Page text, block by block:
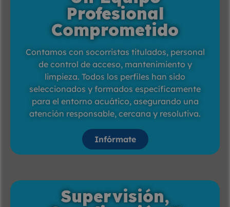
Supervisión,
Profesional
Comprometido
Contamos con socorristas titulados, personal
de control de acceso, mantenimiento y
limpieza. Todos los perfiles han sido
seleccionados y formados específicamente
para el entorno acuático, asegurando una
atención responsable, cercana y resolutiva.
Infórmate